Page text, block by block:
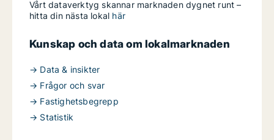
Vårt dataverktyg skannar marknaden dygnet runt –
hitta din nästa lokal här
Kunskap och data om lokalmarknaden
→ Data & insikter
→ Frågor och svar
→ Fastighetsbegrepp
→ Statistik